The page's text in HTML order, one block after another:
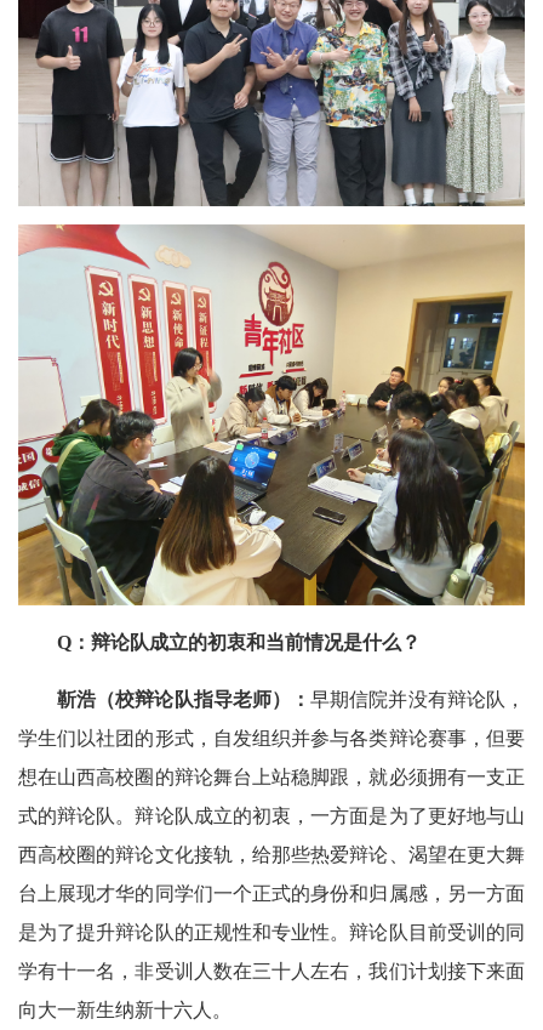
Q：辩论队成立的初衷和当前情况是什么？
靳浩（校辩论队指导老师）：早期信院并没有辩论队，
学生们以社团的形式，自发组织并参与各类辩论赛事，但要
想在山西高校圈的辩论舞台上站稳脚跟，就必须拥有一支正
式的辩论队。辩论队成立的初衷，一方面是为了更好地与山
西高校圈的辩论文化接轨，给那些热爱辩论、渴望在更大舞
台上展现才华的同学们一个正式的身份和归属感，另一方面
是为了提升辩论队的正规性和专业性。辩论队目前受训的同
学有十一名，非受训人数在三十人左右，我们计划接下来面
向大一新生纳新十六人。